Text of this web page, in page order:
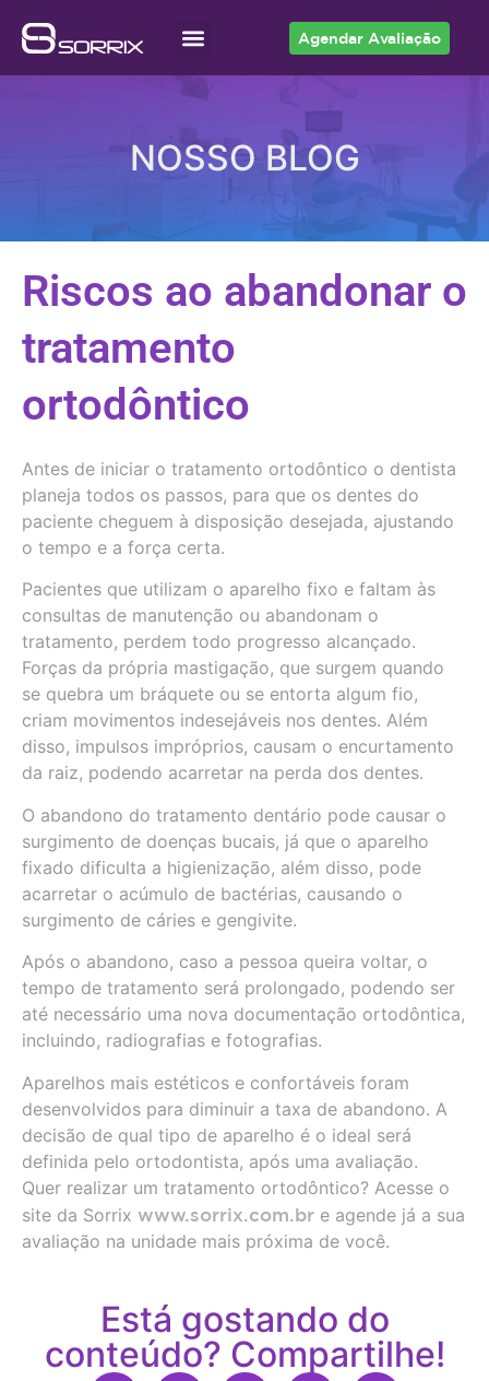
Agendar Avaliação
NOSSO BLOG
Riscos ao abandonar o
tratamento
ortodôntico
Antes de iniciar o tratamento ortodôntico o dentista
planeja todos os passos, para que os dentes do
paciente cheguem à disposição desejada, ajustando
o tempo e a força certa.
Pacientes que utilizam o aparelho fixo e faltam às
consultas de manutenção ou abandonam o
tratamento, perdem todo progresso alcançado.
Forças da própria mastigação, que surgem quando
se quebra um bráquete ou se entorta algum fio,
criam movimentos indesejáveis nos dentes. Além
disso, impulsos impróprios, causam o encurtamento
da raiz, podendo acarretar na perda dos dentes.
O abandono do tratamento dentário pode causar o
surgimento de doenças bucais, já que o aparelho
fixado dificulta a higienização, além disso, pode
acarretar o acúmulo de bactérias, causando o
surgimento de cáries e gengivite.
Após o abandono, caso a pessoa queira voltar, o
tempo de tratamento será prolongado, podendo ser
até necessário uma nova documentação ortodôntica,
incluindo, radiografias e fotografias.
Aparelhos mais estéticos e confortáveis foram
desenvolvidos para diminuir a taxa de abandono. A
decisão de qual tipo de aparelho é o ideal será
definida pelo ortodontista, após uma avaliação.
Quer realizar um tratamento ortodôntico? Acesse o
site da Sorrix www.sorrix.com.br e agende já a sua
avaliação na unidade mais próxima de você.
Está gostando do
conteúdo? Compartilhe!